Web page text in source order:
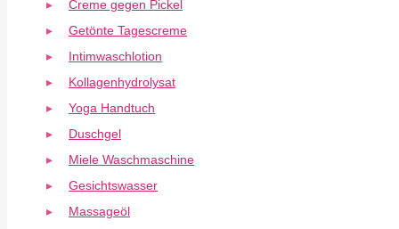
Creme gegen Pickel
Getönte Tagescreme
Intimwaschlotion
Kollagenhydrolysat
Yoga Handtuch
Duschgel
Miele Waschmaschine
Gesichtswasser
Massageöl